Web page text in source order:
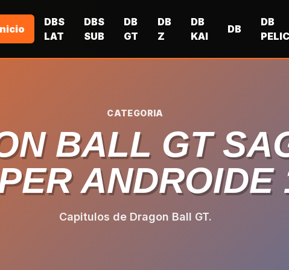
DBS
LAT
DBS
SUB
DB
GT
DB
Z
DB
KAI
DB
DB
CATEGORIA
BALL GT
ANDROIDE
Capitulos de Dragon Ball GT.